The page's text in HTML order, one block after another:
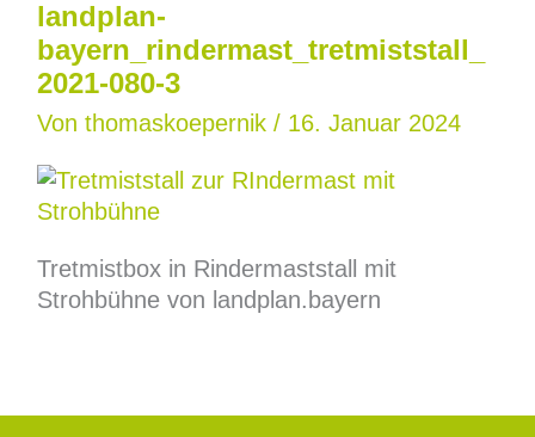
landplan-
bayern_rindermast_tretmiststall_
2021-080-3
Von thomaskoepernik / 16. Januar 2024
Tretmistbox in Rindermaststall mit
Strohbühne von landplan.bayern